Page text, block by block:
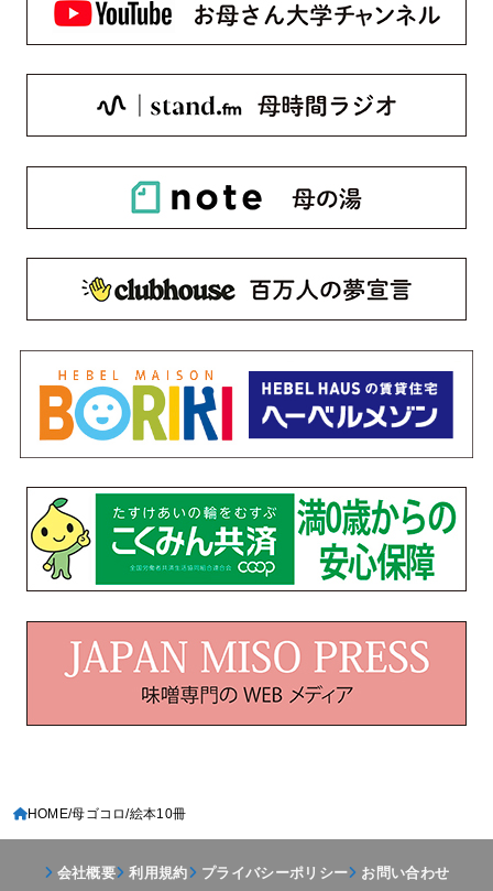
HOME 母ゴコロ 絵本10冊
会社概要 利用規約 プライバシーポリシー お問い合わせ